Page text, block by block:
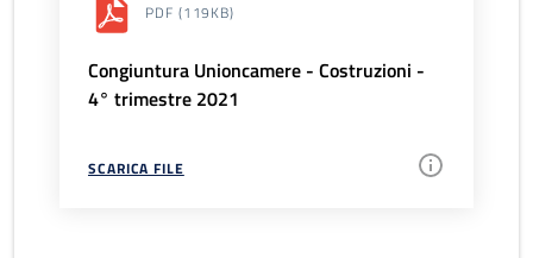
PDF (119KB)
Congiuntura Unioncamere - Costruzioni -
4° trimestre 2021
SCARICA FILE